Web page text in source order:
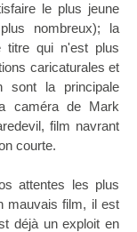
le plus jeune
nombreux); la
titre qui n'est plus
caricaturales et
sont la principale
caméra de Mark
film navrant
courte.
attentes les plus
mauvais film, il est
déjà un exploit en